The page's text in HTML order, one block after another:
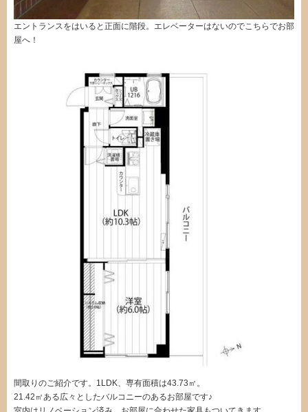
エントランスをはいると正面に階段。エレベーターはないのでこちらでお部
屋へ！
間取りのご紹介です。1LDK、専有面積は43.73㎡。
21.42㎡ある広々としたバルコニーのあるお部屋です♪